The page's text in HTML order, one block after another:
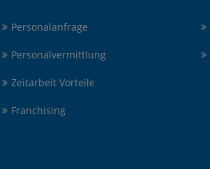
Personalanfrage
Personalvermittlung
Zeitarbeit Vorteile
Franchising